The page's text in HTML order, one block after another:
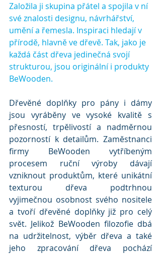
Založila ji skupina přátel a spojila v ní
své znalosti designu, návrhářství,
umění a řemesla. Inspiraci hledají v
přírodě, hlavně ve dřevě. Tak, jako je
každá část dřeva jedinečná svojí
strukturou, jsou originální i produkty
BeWooden.
Dřevěné doplňky pro pány i dámy
jsou vyráběny ve vysoké kvalitě s
přesností, trpělivostí a nadměrnou
pozorností k detailům. Zaměstnanci
firmy BeWooden vytříbeným
procesem ruční výroby dávají
vzniknout produktům, které unikátní
texturou dřeva podtrhnou
vyjimečnou osobnost svého nositele
a tvoří dřevěné doplňky již pro celý
svět. Jelikož BeWooden filozofie dbá
na udržitelnost, výběr dřeva a také
jeho zpracování dřeva pochází